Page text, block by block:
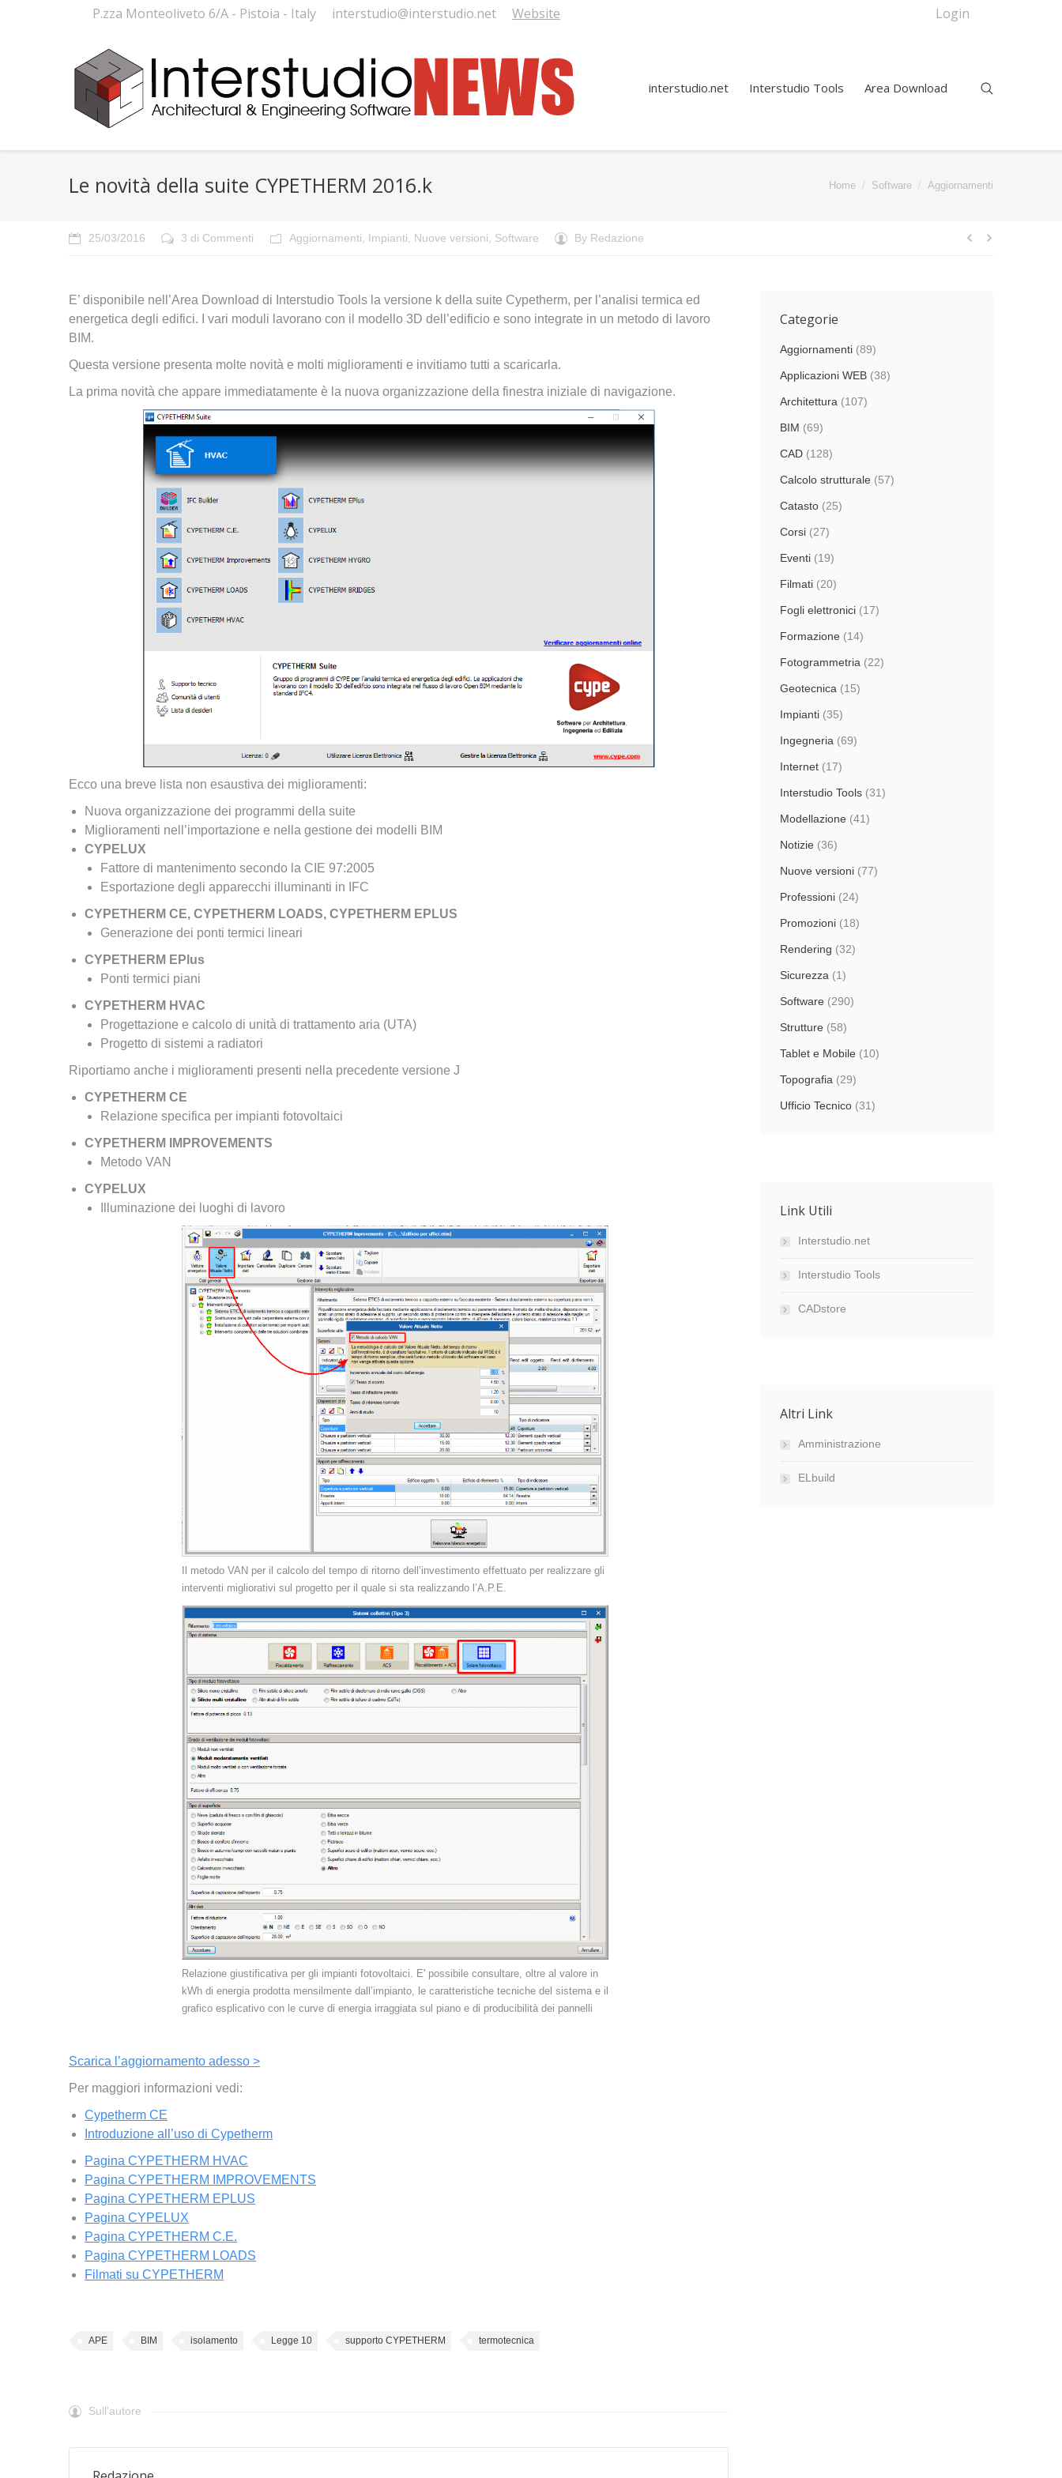
P.zza Monteoliveto 6/A - Pistoia - Italy interstudio@interstudio.net Website Login
interstudio.net Interstudio Tools Area Download
Le novità della suite CYPETHERM 2016.k Home Software Aggiornamenti
25/03/2016 3 di Commenti Aggiornamenti Impianti Nuove versioni Software By Redazione
E’ disponibile nell’Area Download di Interstudio Tools la versione k della suite Cypetherm, per l’analisi termica ed
energetica degli edifici. I vari moduli lavorano con il modello 3D dell’edificio e sono integrate in un metodo di lavoro
BIM.
Questa versione presenta molte novità e molti miglioramenti e invitiamo tutti a scaricarla.
La prima novità che appare immediatamente è la nuova organizzazione della finestra iniziale di navigazione.
Ecco una breve lista non esaustiva dei miglioramenti:
Nuova organizzazione dei programmi della suite
Miglioramenti nell’importazione e nella gestione dei modelli BIM
CYPELUX
Fattore di mantenimento secondo la CIE 97:2005
Esportazione degli apparecchi illuminanti in IFC
CYPETHERM CE, CYPETHERM LOADS, CYPETHERM EPLUS
Generazione dei ponti termici lineari
CYPETHERM EPlus
Ponti termici piani
CYPETHERM HVAC
Progettazione e calcolo di unità di trattamento aria (UTA)
Progetto di sistemi a radiatori
Riportiamo anche i miglioramenti presenti nella precedente versione J
CYPETHERM CE
Relazione specifica per impianti fotovoltaici
CYPETHERM IMPROVEMENTS
Metodo VAN
CYPELUX
Illuminazione dei luoghi di lavoro
Il metodo VAN per il calcolo del tempo di ritorno dell’investimento effettuato per realizzare gli
interventi migliorativi sul progetto per il quale si sta realizzando l’A.P.E.
Relazione giustificativa per gli impianti fotovoltaici. E' possibile consultare, oltre al valore in
kWh di energia prodotta mensilmente dall’impianto, le caratteristiche tecniche del sistema e il
grafico esplicativo con le curve di energia irraggiata sul piano e di producibilità dei pannelli
Scarica l’aggiornamento adesso >
Per maggiori informazioni vedi:
Cypetherm CE
Introduzione all’uso di Cypetherm
Pagina CYPETHERM HVAC
Pagina CYPETHERM IMPROVEMENTS
Pagina CYPETHERM EPLUS
Pagina CYPELUX
Pagina CYPETHERM C.E.
Pagina CYPETHERM LOADS
Filmati su CYPETHERM
APE BIM isolamento Legge 10 supporto CYPETHERM termotecnica
Sull'autore
Categorie
Aggiornamenti (89)
Applicazioni WEB (38)
Architettura (107)
BIM (69)
CAD (128)
Calcolo strutturale (57)
Catasto (25)
Corsi (27)
Eventi (19)
Filmati (20)
Fogli elettronici (17)
Formazione (14)
Fotogrammetria (22)
Geotecnica (15)
Impianti (35)
Ingegneria (69)
Internet (17)
Interstudio Tools (31)
Modellazione (41)
Notizie (36)
Nuove versioni (77)
Professioni (24)
Promozioni (18)
Rendering (32)
Sicurezza (1)
Software (290)
Strutture (58)
Tablet e Mobile (10)
Topografia (29)
Ufficio Tecnico (31)
Link Utili
Interstudio.net
Interstudio Tools
CADstore
Altri Link
Amministrazione
ELbuild